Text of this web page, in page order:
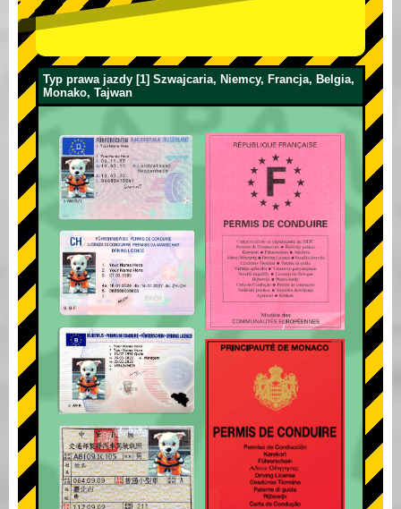
Typ prawa jazdy [1] Szwajcaria, Niemcy, Francja, Belgia,
Monako, Tajwan